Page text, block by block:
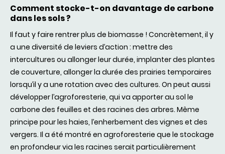
Comment stocke-t-on davantage de carbone
dans les sols ?
Il faut y faire rentrer plus de biomasse ! Concrètement, il y
a une diversité de leviers d’action : mettre des
intercultures ou allonger leur durée, implanter des plantes
de couverture, allonger la durée des prairies temporaires
lorsqu’il y a une rotation avec des cultures. On peut aussi
développer l’agroforesterie, qui va apporter au sol le
carbone des feuilles et des racines des arbres. Même
principe pour les haies, l’enherbement des vignes et des
vergers. Il a été montré en agroforesterie que le stockage
en profondeur via les racines serait particulièrement